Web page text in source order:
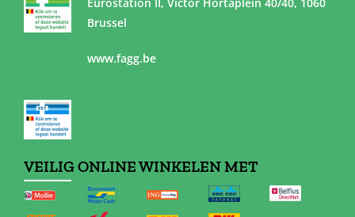
Brussel
www.fagg.be
VEILIG ONLINE WINKELEN MET